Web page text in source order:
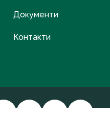
Документи
Контакти